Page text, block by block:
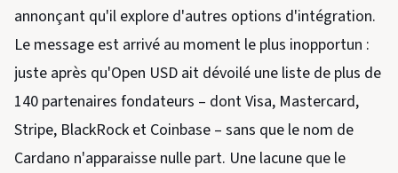
annonçant qu'il explore d'autres options d'intégration.
Le message est arrivé au moment le plus inopportun :
juste après qu'Open USD ait dévoilé une liste de plus de
140 partenaires fondateurs – dont Visa, Mastercard,
Stripe, BlackRock et Coinbase – sans que le nom de
Cardano n'apparaisse nulle part. Une lacune que le